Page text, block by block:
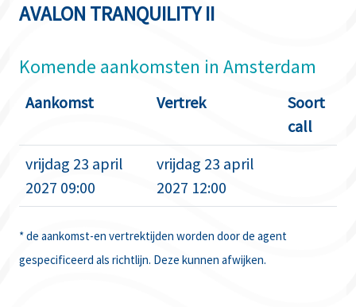
AVALON TRANQUILITY II
Komende aankomsten in Amsterdam
Aankomst Vertrek
Soort
call
vrijdag 23 april
2027 09:00
vrijdag 23 april
2027 12:00
* de aankomst-en vertrektijden worden door de agent
gespecificeerd als richtlijn. Deze kunnen afwijken.